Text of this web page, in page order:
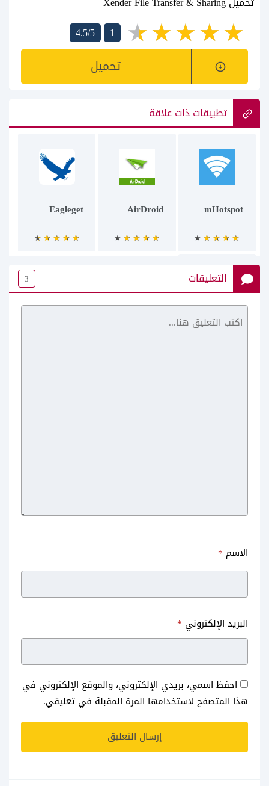
4.5/5
1
تحميل
تطبيقات ذات علاقة
mHotspot
AirDroid
Eagleget
AliExpress
التعليقات 3
الاسم *
البريد الإلكتروني *
احفظ اسمي، بريدي الإلكتروني، والموقع الإلكتروني في
هذا المتصفح لاستخدامها المرة المقبلة في تعليقي.